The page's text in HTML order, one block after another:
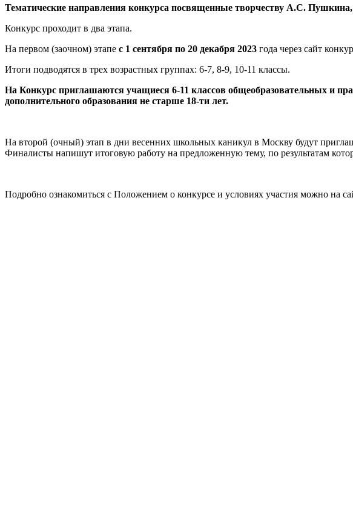
Тематические направления конкурса посвященные творчеству А.С.
Конкурс проходит в два этапа.
На первом (заочном) этапе с 1 сентября по 20 декабря 2023 года через сайт
Итоги подводятся в трех возрастных группах: 6-7, 8-9, 10-11 классы.
На Конкурс приглашаются учащиеся 6-11 классов общеобразовательных и
дополнительного образования не старше 18-ти лет.
На второй (очный) этап в дни весенних школьных каникул в Москву будут
Финалисты напишут итоговую работу на предложенную тему, по результатам
Подробно ознакомиться с Положением о конкурсе и условиях участия можно на